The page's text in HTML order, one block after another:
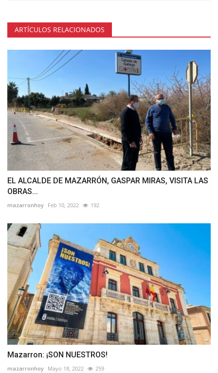
ARTÍCULOS RELACIONADOS
EL ALCALDE DE MAZARRÓN, GASPAR MIRAS, VISITA LAS
OBRAS...
mazarronhoy Feb 10, 2022 192
Mazarron: ¡SON NUESTROS!
mazarronhoy Mayo 18, 2022 259